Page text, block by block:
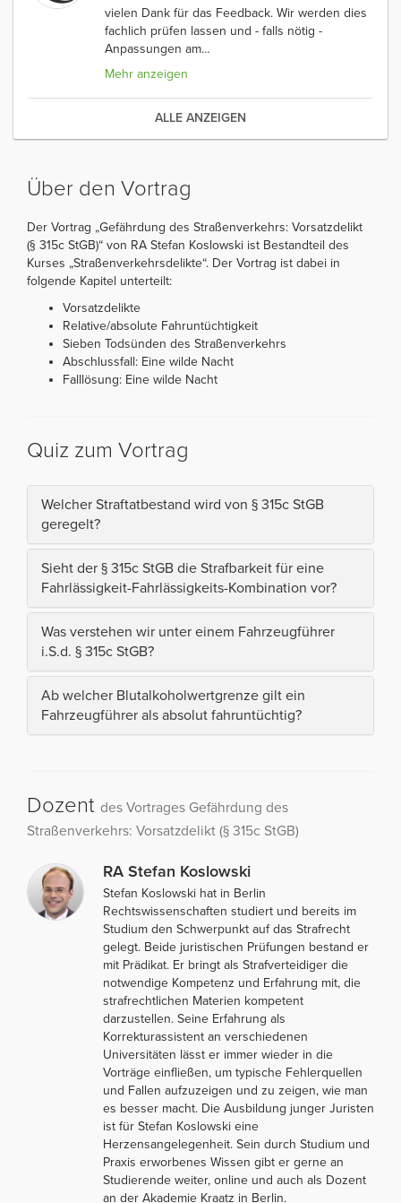
vielen Dank für das Feedback. Wir werden dies
fachlich prüfen lassen und - falls nötig -
Anpassungen am…
Mehr anzeigen
ALLE ANZEIGEN
Über den Vortrag
Der Vortrag „Gefährdung des Straßenverkehrs: Vorsatzdelikt
(§ 315c StGB)“ von RA Stefan Koslowski ist Bestandteil des
Kurses „Straßenverkehrsdelikte“. Der Vortrag ist dabei in
folgende Kapitel unterteilt:
Vorsatzdelikte
Relative/absolute Fahruntüchtigkeit
Sieben Todsünden des Straßenverkehrs
Abschlussfall: Eine wilde Nacht
Falllösung: Eine wilde Nacht
Quiz zum Vortrag
Welcher Straftatbestand wird von § 315c StGB
geregelt?
Sieht der § 315c StGB die Strafbarkeit für eine
Fahrlässigkeit-Fahrlässigkeits-Kombination vor?
Was verstehen wir unter einem Fahrzeugführer
i.S.d. § 315c StGB?
Ab welcher Blutalkoholwertgrenze gilt ein
Fahrzeugführer als absolut fahruntüchtig?
Dozent des Vortrages Gefährdung des
Straßenverkehrs: Vorsatzdelikt (§ 315c StGB)
RA Stefan Koslowski
Stefan Koslowski hat in Berlin
Rechtswissenschaften studiert und bereits im
Studium den Schwerpunkt auf das Strafrecht
gelegt. Beide juristischen Prüfungen bestand er
mit Prädikat. Er bringt als Strafverteidiger die
notwendige Kompetenz und Erfahrung mit, die
strafrechtlichen Materien kompetent
darzustellen. Seine Erfahrung als
Korrekturassistent an verschiedenen
Universitäten lässt er immer wieder in die
Vorträge einfließen, um typische Fehlerquellen
und Fallen aufzuzeigen und zu zeigen, wie man
es besser macht. Die Ausbildung junger Juristen
ist für Stefan Koslowski eine
Herzensangelegenheit. Sein durch Studium und
Praxis erworbenes Wissen gibt er gerne an
Studierende weiter, online und auch als Dozent
an der Akademie Kraatz in Berlin.